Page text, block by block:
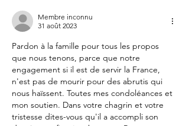
Membre inconnu
31 août 2023
Pardon à la famille pour tous les propos
que nous tenons, parce que notre
engagement si il est de servir la France,
n'est pas de mourir pour des abrutis qui
nous haïssent. Toutes mes condoléances et
mon soutien. Dans votre chagrin et votre
tristesse dites-vous qu'il a accompli son